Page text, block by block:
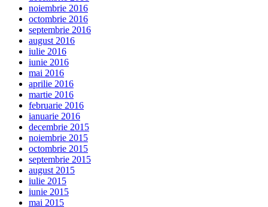
noiembrie 2016
octombrie 2016
septembrie 2016
august 2016
iulie 2016
iunie 2016
mai 2016
aprilie 2016
martie 2016
februarie 2016
ianuarie 2016
decembrie 2015
noiembrie 2015
octombrie 2015
septembrie 2015
august 2015
iulie 2015
iunie 2015
mai 2015